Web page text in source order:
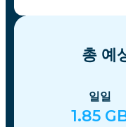
총 예
일일
1.85